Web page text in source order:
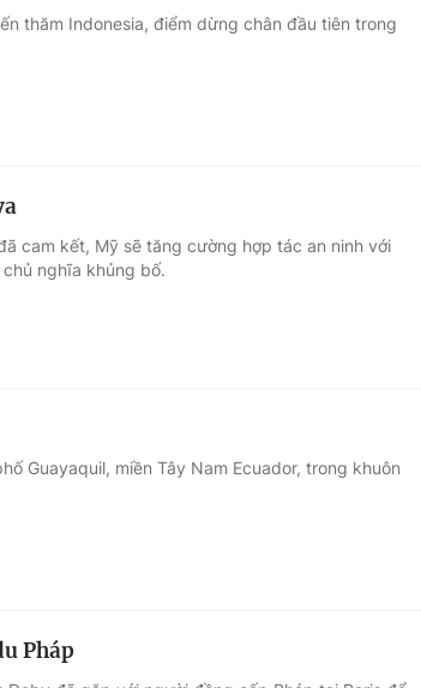
thăm Indonesia, điểm dừng chân đầu tiên trong
cam kết, Mỹ sẽ tăng cường hợp tác an ninh với
nghĩa khủng bố.
Guayaquil, miền Tây Nam Ecuador, trong khuôn
Pháp